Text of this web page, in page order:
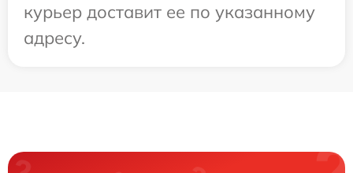
курьер доставит ее по указанному
адресу.